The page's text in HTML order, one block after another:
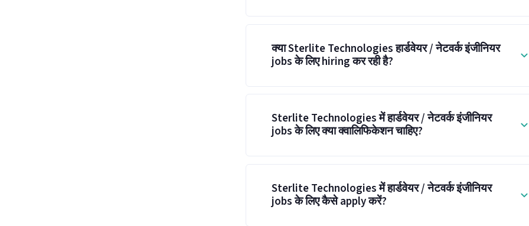
क्या Sterlite Technologies हार्डवेयर / नेटवर्क इंजीनियर
jobs के लिए hiring कर रही है?
Sterlite Technologies में हार्डवेयर / नेटवर्क इंजीनियर
jobs के लिए क्या क्वालिफिकेशन चाहिए?
Sterlite Technologies में हार्डवेयर / नेटवर्क इंजीनियर
jobs के लिए कैसे apply करें?